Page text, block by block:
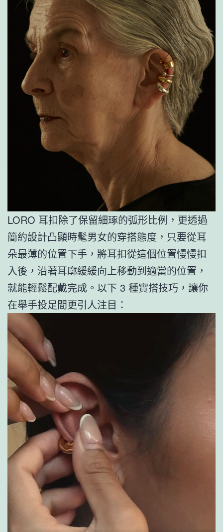
LORO 耳扣除了保留細琢的弧形比例，更透過
簡約設計凸顯時髦男女的穿搭態度，只要從耳
朵最薄的位置下手，將耳扣從這個位置慢慢扣
入後，沿著耳廓緩緩向上移動到適當的位置，
就能輕鬆配戴完成。以下 3 種實搭技巧，讓你
在舉手投足間更引人注目：